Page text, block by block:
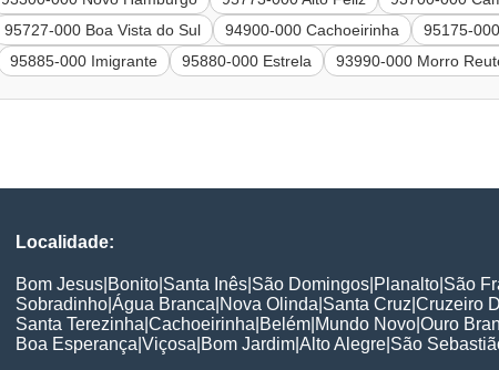
95727-000 Boa Vista do Sul 94900-000 Cachoeirinha 95175-
95885-000 Imigrante 95880-000 Estrela 93990-000 Morro
Localidade:
Bom Jesus Bonito Santa Inês São Domingos Planalto São
Sobradinho Água Branca Nova Olinda Santa Cruz Cruzeiro
Santa Terezinha Cachoeirinha Belém Mundo Novo Ouro
Boa Esperança Viçosa Bom Jardim Alto Alegre São